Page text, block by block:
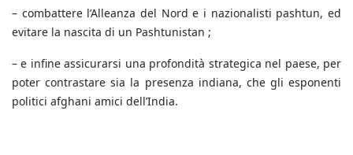
– combattere l’Alleanza del Nord e i nazionalisti pashtun, ed
evitare la nascita di un Pashtunistan ;
– e infine assicurarsi una profondità strategica nel paese, per
poter contrastare sia la presenza indiana, che gli esponenti
politici afghani amici dell’India.